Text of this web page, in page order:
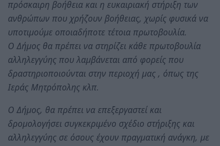
πρόσκαιρη βοήθεια και η ευκαιριακή στήριξη των
ανθρώπων που χρήζουν βοήθειας, χωρίς φυσικά να
υποτιμούμε οποιαδήποτε τέτοια πρωτοβουλία.
Ο Δήμος θα πρέπει να στηρίζει κάθε πρωτοβουλία
αλληλεγγύης που λαμβάνεται από φορείς που
δραστηριοποιούνται στην περιοχή μας , όπως της
Ιεράς Μητρόπολης κλπ.
Ο Δήμος, θα πρέπει να επεξεργαστεί και
δρομολογήσει συγκεκριμένο σχέδιο στήριξης και
αλληλεγγύης σε όσους έχουν πραγματική ανάγκη, με